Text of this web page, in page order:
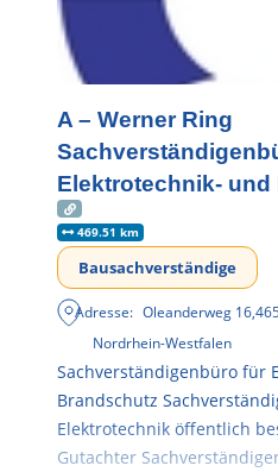
A – Werner Ring
Elektrotechnik-
469.51 km
Bausachverständige
Adresse: Oleanderweg 16,
Nordrhein-Westfalen
Sachverständigenbüro für
Brandschutz
Elektrotechnik öffentlich
Gutachter